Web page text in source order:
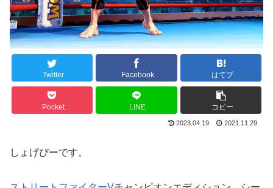
Twitter Facebook はてブ
Pocket LINE コピー
2023.04.19 2021.11.29
しょげぴーです。